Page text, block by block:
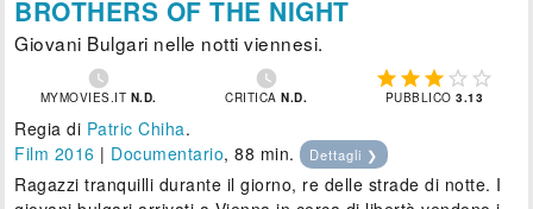
BROTHERS OF THE NIGHT
Giovani Bulgari nelle notti viennesi.

MYMOVIES.IT N.D.

CRITICAN.D.
    
PUBBLICO3.13
Regia di Patric Chiha.
Film 2016 | Documentario, 88 min. Dettagli ❯
Ragazzi tranquilli durante il giorno, re delle strade di notte. I